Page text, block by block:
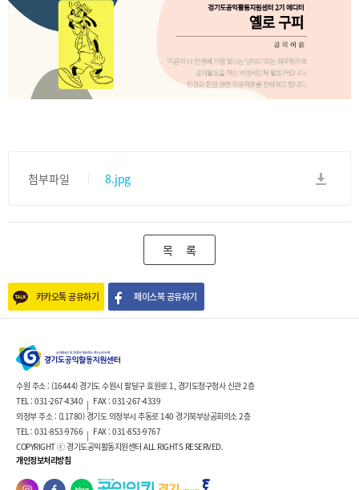
첨부파일 8.jpg
카카오톡 공유하기 페이스북 공유하기
목 록
수원 주소 : (16444) 경기도 수원시 팔달구 효원로 1, 경기도청구청사 신관 2층
TEL : 031-267-4340 | FAX : 031-267-4339
의정부 주소 : (11780) 경기도 의정부시 추동로 140 경기북부상공회의소 2층
TEL : 031-853-9766 | FAX : 031-853-9767
COPYRIGHT ⓒ 경기도공익활동지원센터 ALL RIGHTS RESERVED.
개인정보처리방침